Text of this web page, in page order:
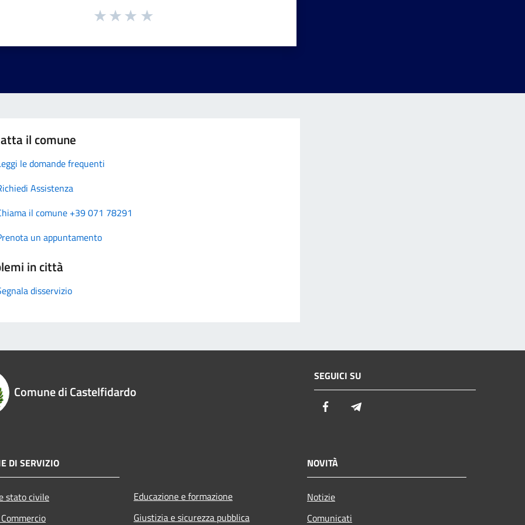
il comune
le domande frequenti
Assistenza
il comune +39 071 78291
un appuntamento
in città
disservizio
Comune di Castelfidardo
SEGUICI SU
Facebook
DI SERVIZIO
stato civile
Educazione e formazione
Giustizia e sicurezza pubblica
NOVITÀ
Notizie
Comunicati